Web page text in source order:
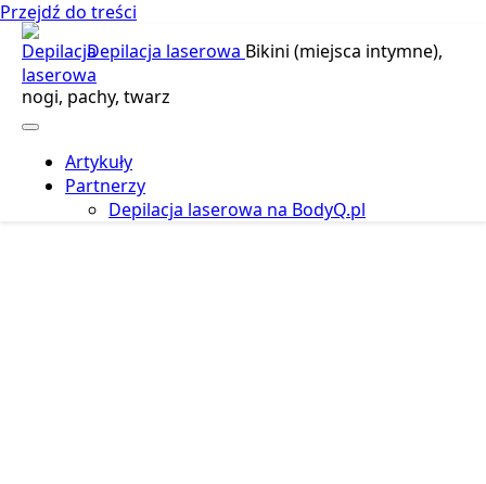
Przejdź do treści
Depilacja laserowa Bikini (miejsca intymne),
nogi, pachy, twarz
Artykuły
Partnerzy
Depilacja laserowa na BodyQ.pl